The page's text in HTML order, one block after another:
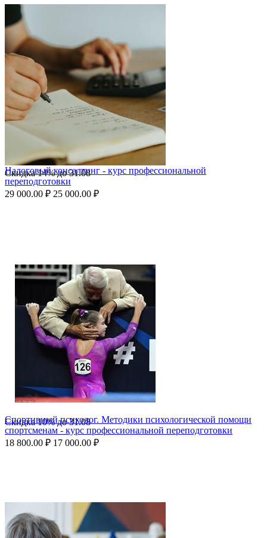
Скидка14%до31.08
Налоговый консалтинг - курс профессиональной
переподготовки
29 000.00 ₽ 25 000.00 ₽
Скидка10%до31.08
Спортивный психолог. Методики психологической помощи
спортсменам - курс профессиональной переподготовки
18 800.00 ₽ 17 000.00 ₽